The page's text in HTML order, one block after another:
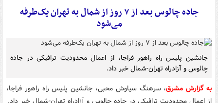
جاده چالوس بعد از ۷ روز از شمال به تهران یک‌طرفه
می‌شود
جانشین پلیس راه راهور فراجا، از اعمال محدودیت ترافیکی در جاده
چالوس و آزادراه تهران-شمال خبر داد.
به گزارش مشرق، سرهنگ سیاوش محبی، جانشین پلیس راه راهور فراجا،